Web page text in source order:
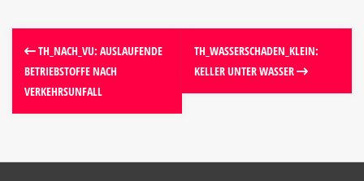
TH_NACH_VU: AUSLAUFENDE
BETRIEBSTOFFE NACH
VERKEHRSUNFALL
TH_WASSERSCHADEN_KLEIN:
KELLER UNTER WASSER